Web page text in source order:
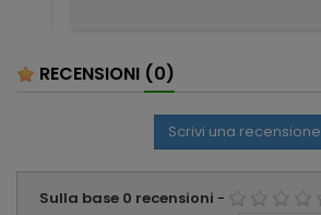
RECENSIONI (0)
Scrivi una recensione
Sulla base 0 recensioni -